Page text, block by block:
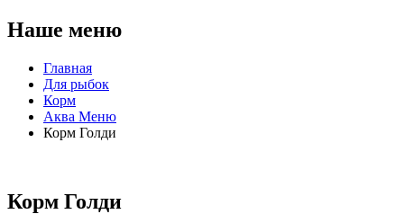
Наше меню
Главная
Для рыбок
Корм
Аква Меню
Корм Голди
Корм Голди